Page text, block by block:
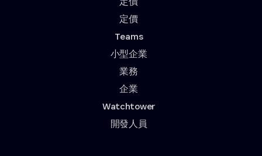
定價
Teams
小型企業
業務
企業
Watchtower
開發人員